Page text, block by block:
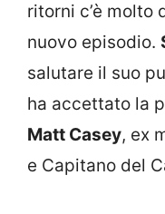
ritorni c’è molto
nuovo episodio.
salutare il suo
ha accettato la
Matt Casey, ex
e Capitano del